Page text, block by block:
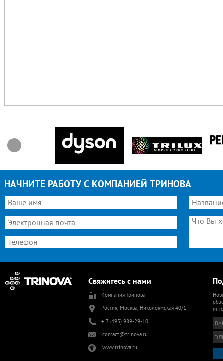
НАЧНИТЕ РАБОТУ С КОМПАНИЕЙ ТРИНОВА
Свяжитесь с нами
Компания Тринова
Россия, Москва, Николоямская 40/1
+ 7 (495) 989-29-10
contact@trinova.ru
www.trinova.ru